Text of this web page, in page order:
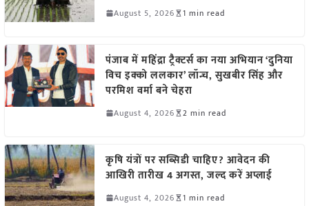
August 5, 2026 1 min read
पंजाब में महिंद्रा ट्रैक्टर्स का नया अभियान ‘दुनिया
विच इक्को ललकार’ लॉन्च, सुखबीर सिंह और
परमिश वर्मा बने चेहरा
August 4, 2026 2 min read
कृषि यंत्रों पर सब्सिडी चाहिए? आवेदन की
आखिरी तारीख 4 अगस्त, जल्द करें अप्लाई
August 4, 2026 1 min read